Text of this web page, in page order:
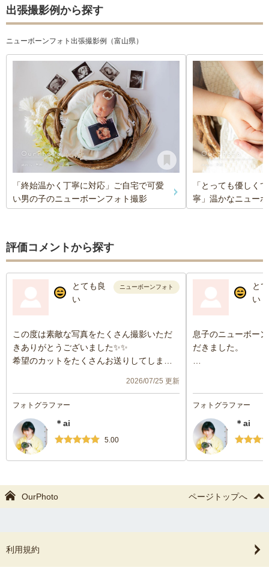
出張撮影例から探す
ニューボーンフォト出張撮影例（富山県）
「終始温かく丁寧に対応」ご自宅で可愛
い男の子のニューボーンフォト撮影
「とっても優しく
寧」温かなニュー
評価コメントから探す
とても良
い
ニューボーンフォト
この度は素敵な写真をたくさん撮影いただ
きありがとうございました✨✨
希望のカットをたくさんお送りしてしまっ
また、撮影の時間も終始楽しく撮っていた
りまひた✨
また、予定よりも出産が早まりましたが、
日程変更をご提案くださり、新生児の姿を
ます😭💕
2026/07/25 更新
フォトグラファー
＊ai
5.00
と
い
息子のニューボー
だきました。
してくださり、安
写真もこちらの好
り、テキパキと指
フォトグラファー
＊ai
OurPhoto ページトップへ
利用規約